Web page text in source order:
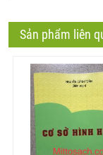
Sản phẩm liên